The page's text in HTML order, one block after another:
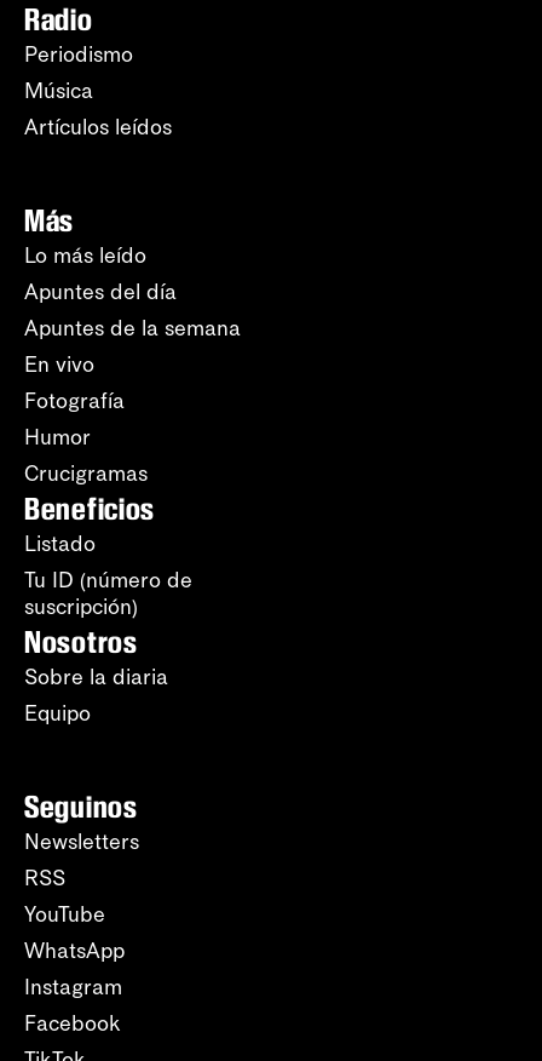
Radio
Periodismo
Música
Artículos leídos
Más
Lo más leído
Apuntes del día
Apuntes de la semana
En vivo
Fotografía
Humor
Crucigramas
Beneficios
Listado
Tu ID (número de
suscripción)
Nosotros
Sobre la diaria
Equipo
Seguinos
Newsletters
RSS
YouTube
WhatsApp
Instagram
Facebook